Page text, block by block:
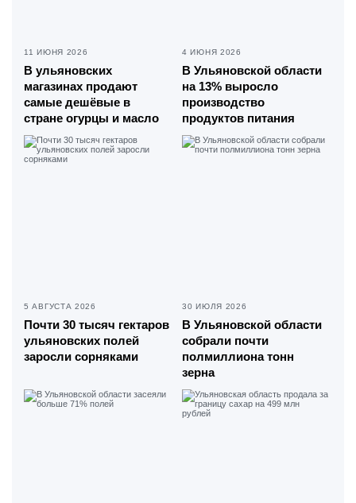
11 ИЮНЯ 2026
В ульяновских
магазинах продают
самые дешёвые в
стране огурцы и масло
4 ИЮНЯ 2026
В Ульяновской области
на 13% выросло
производство
продуктов питания
5 АВГУСТА 2026
Почти 30 тысяч гектаров
ульяновских полей
заросли сорняками
30 ИЮЛЯ 2026
В Ульяновской области
собрали почти
полмиллиона тонн
зерна